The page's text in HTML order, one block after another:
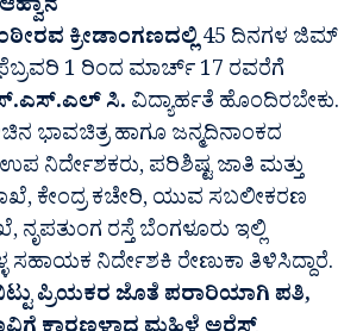
ಕ್ರೀಡಾಂಗಣದಲ್ಲಿ45 ದಿನಗಳ ಜಿಮ್
1 ರಿಂದ ಮಾರ್ಚ್ 17 ರವರೆಗೆ
ಸಿ. ವಿದ್ಯಾರ್ಹತೆ ಹೊಂದಿರಬೇಕು.
ಭಾವಚಿತ್ರ ಹಾಗೂ ಜನ್ಮದಿನಾಂಕದ
ನಿರ್ದೇಶಕರು, ಪರಿಶಿಷ್ಟ ಜಾತಿ ಮತ್ತು
ಕೇಂದ್ರ ಕಚೇರಿ, ಯುವ ಸಬಲೀಕರಣ
ನೃಪತುಂಗ ರಸ್ತೆ ಬೆಂಗಳೂರು ಇಲ್ಲಿ
ನಿರ್ದೇಶಕಿ ರೇಣುಕಾ ತಿಳಿಸಿದ್ದಾರೆ.
ಪ್ರಿಯಕರ ಜೊತೆ ಪರಾರಿಯಾಗಿ ಪತಿ,